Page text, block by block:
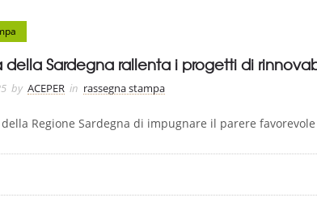
della Sardegna rallenta i progetti di
by ACEPER in rassegna stampa
della Regione Sardegna di impugnare il parere